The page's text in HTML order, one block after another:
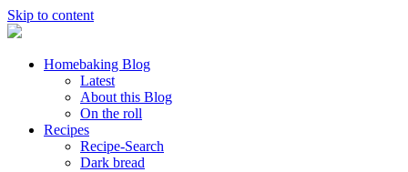
Skip to content
Homebaking Blog
Latest
About this Blog
On the roll
Recipes
Recipe-Search
Dark bread